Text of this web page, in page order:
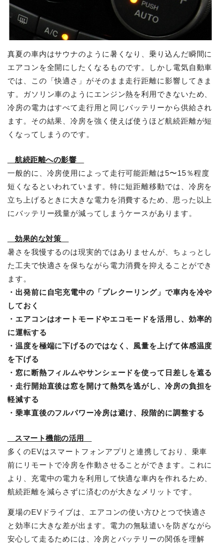
真夏の車内はサウナのように暑くなり、乗り込んだ瞬間に
エアコンを全開にしたくなるものです。しかし電気自動車
では、この「快適さ」がそのまま走行距離に影響してきま
す。ガソリン車のようにエンジン熱を利用できないため、
冷房の電力はすべて走行用と同じバッテリーから供給され
ます。その結果、冷房を強く使えば使うほど航続距離が短
くなってしまうのです。
航続距離への影響
一般的に、冷房使用によって走行可能距離は5〜15％程度
短くなるといわれています。特に短距離移動では、冷房を
立ち上げるときに大きな電力を消費するため、思った以上
にバッテリー残量が減ってしまうケースがあります。
効果的な対策
暑さを我慢するのは現実的ではありませんが、ちょっとし
た工夫で快適さを保ちながら電力消費を抑えることができ
ます。
・出発前に自宅充電中の「プレクーリング」で車内を冷や
しておく
・エアコンはオートモードやエコモードを活用し、効率的
に運転する
・温度を極端に下げるのではなく、風量を上げて体感温度
を下げる
・窓に断熱フィルムやサンシェードを使って日差しを遮る
・走行開始直後は窓を開けて熱気を逃がし、冷房の負担を
軽減する
・乗車直後のフルパワー冷房は避け、段階的に調整する
スマート機能の活用
多くのEVはスマートフォンアプリと連携しており、乗車
前にリモートで冷房を作動させることができます。これに
より、充電中の電力を利用して快適な車内を作れるため、
航続距離を減らさずに済むのが大きなメリットです。
夏場のEVドライブは、エアコンの使い方ひとつで快適さ
と効率に大きな差が出ます。電力の無駄遣いを防ぎながら
安心して走るためには、冷房とバッテリーの関係を理解